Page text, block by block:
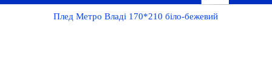
Плед Метро Владі 170*210 біло-бежевий